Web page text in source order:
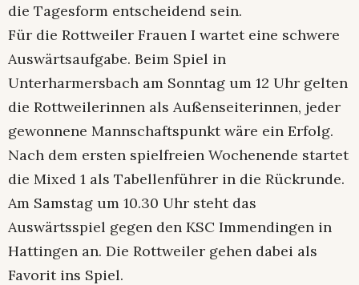
die Tagesform entscheidend sein.
Für die Rottweiler Frauen I wartet eine schwere
Auswärtsaufgabe. Beim Spiel in
Unterharmersbach am Sonntag um 12 Uhr gelten
die Rottweilerinnen als Außenseiterinnen, jeder
gewonnene Mannschaftspunkt wäre ein Erfolg.
Nach dem ersten spielfreien Wochenende startet
die Mixed 1 als Tabellenführer in die Rückrunde.
Am Samstag um 10.30 Uhr steht das
Auswärtsspiel gegen den KSC Immendingen in
Hattingen an. Die Rottweiler gehen dabei als
Favorit ins Spiel.